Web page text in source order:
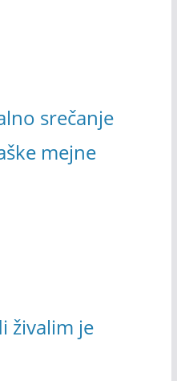
srečanje
mejne
živalim je